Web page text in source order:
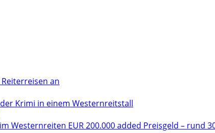
an
Krimi in einem Westernreitstall
Westernreiten EUR 200.000 added Preisgeld – rund